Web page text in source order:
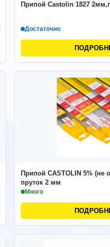
Припой Castolin 1827
Достаточно
Припой CASTOLIN 5%
пруток 2 мм
Много